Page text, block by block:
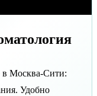
в Москва-Сити:
Удобно